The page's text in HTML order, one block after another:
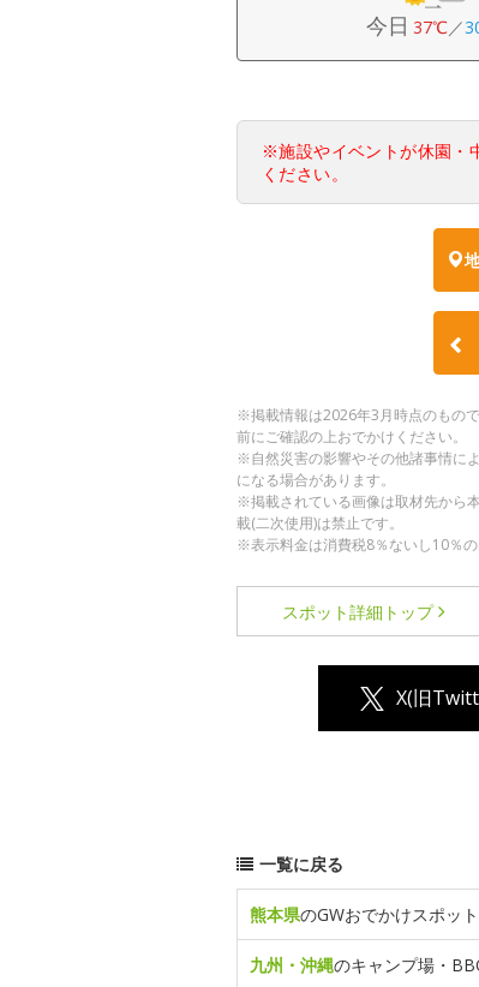
今日 37℃／
※施設やイベントが休園・
ください。
※掲載情報は2026年3月時点のもの
前にご確認の上おでかけください。
※自然災害の影響やその他諸事情に
になる場合があります。
※掲載されている画像は取材先から
載(二次使用)は禁止です。
※表示料金は消費税8％ないし10％の
スポット詳細 トップ
X(旧
一覧に戻る
熊本県のGWおでかけスポッ
九州・沖縄のキャンプ場・